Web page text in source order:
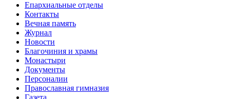
Епархиальные отделы
Контакты
Вечная память
Журнал
Новости
Благочиния и храмы
Монастыри
Документы
Персоналии
Православная гимназия
Газета